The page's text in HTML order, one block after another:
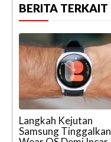
BERITA TERKAIT
Langkah Kejutan
Samsung Tinggalkan